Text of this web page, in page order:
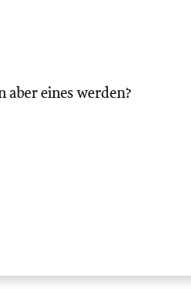
eines werden?